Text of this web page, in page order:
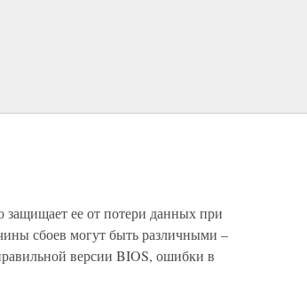
защищает ее от потери данных при
сбоев могут быть различными –
версии BIOS, ошибки в